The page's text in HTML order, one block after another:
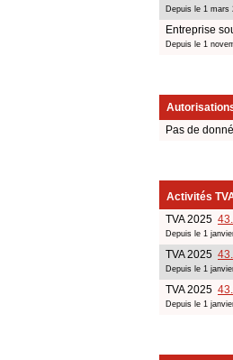
Depuis le 1 mars
Entreprise
Depuis le 1
Pas de
Activités
TVA 2025
Depuis le 1
TVA 2025
Depuis le 1
TVA 2025
Depuis le 1